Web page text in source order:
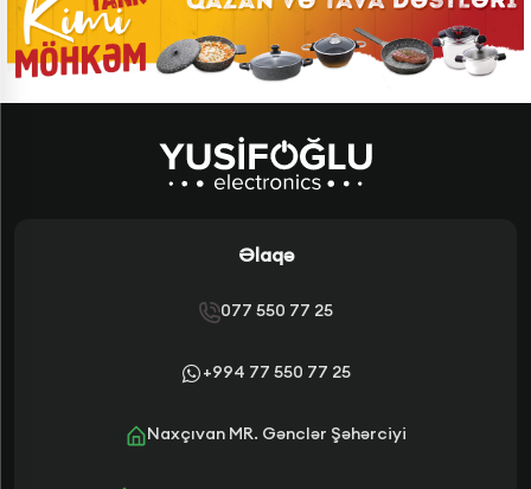
Əlaqə
077 550 77 25
+994 77 550 77 25
Naxçıvan MR. Gənclər Şəhərciyi